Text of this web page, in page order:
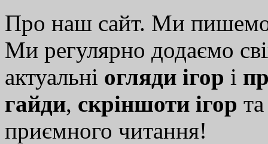
Про наш сайт. Ми
Ми регулярно додаємо
актуальні огляди ігор і
гайди, скріншоти ігор
приємного читання!